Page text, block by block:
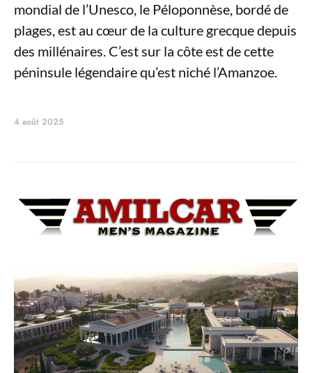
mondial de l’Unesco, le Péloponnèse, bordé de
plages, est au cœur de la culture grecque depuis
des millénaires. C’est sur la côte est de cette
péninsule légendaire qu’est niché l’Amanzoe.
4 août 2025